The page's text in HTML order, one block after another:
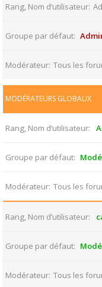
Rang, Nom d’utilisateur
Groupe par défaut
Modérateur Tous les
MODÉRATEURS GLOBAUX
Rang, Nom d’utilisateur
Groupe par défaut
Modérateur Tous les
Rang, Nom d’utilisateur
Groupe par défaut
Modérateur Tous les